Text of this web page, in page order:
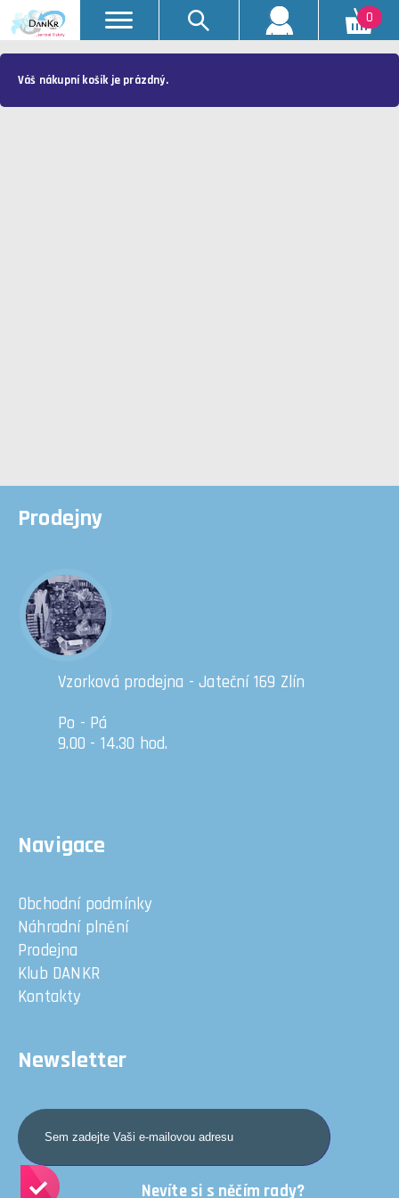
0
Váš nákupní košík je prázdný.
Prodejny
Vzorková prodejna - Jateční 169 Zlín
Po - Pá
9.00 - 14.30 hod.
Navigace
Obchodní podmínky
Náhradní plnění
Prodejna
Klub DANKR
Kontakty
Newsletter
Nevíte si s něčím rady?